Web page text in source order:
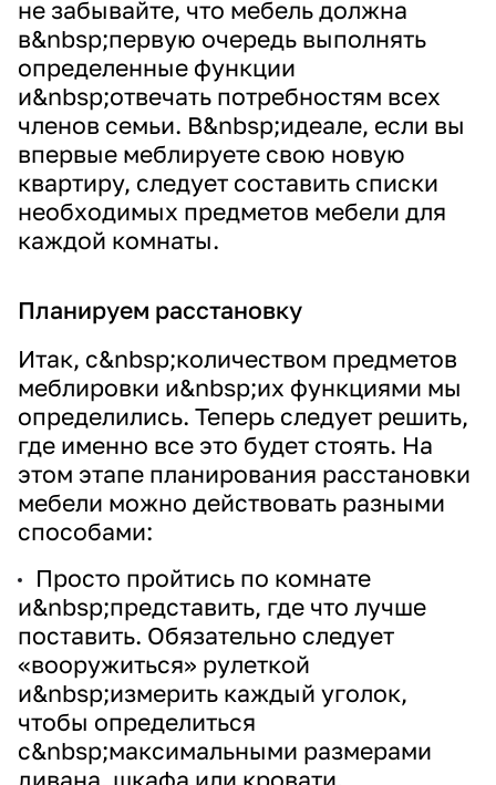
не забывайте, что мебель должна
в&nbsp;первую очередь выполнять
определенные функции
и&nbsp;отвечать потребностям всех
членов семьи. В&nbsp;идеале, если вы
впервые меблируете свою новую
квартиру, следует составить списки
необходимых предметов мебели для
каждой комнаты.
Планируем расстановку
Итак, с&nbsp;количеством предметов
меблировки и&nbsp;их функциями мы
определились. Теперь следует решить,
где именно все это будет стоять. На
этом этапе планирования расстановки
мебели можно действовать разными
способами:
Просто пройтись по комнате
и&nbsp;представить, где что лучше
поставить. Обязательно следует
«вооружиться» рулеткой
и&nbsp;измерить каждый уголок,
чтобы определиться
с&nbsp;максимальными размерами
дивана, шкафа или кровати.